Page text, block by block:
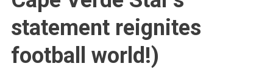
statement reignites
football world!)